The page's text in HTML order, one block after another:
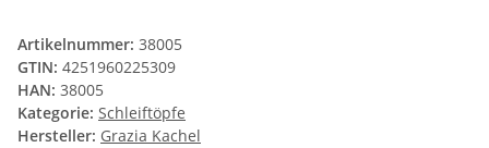
Artikelnummer: 38005
GTIN: 4251960225309
HAN: 38005
Kategorie: Schleiftöpfe
Hersteller: Grazia Kachel